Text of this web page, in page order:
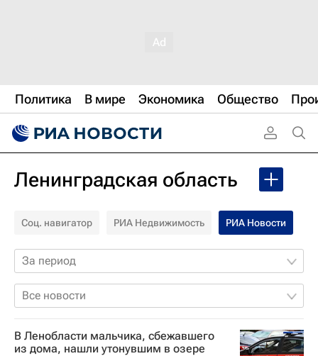
Политика В мире Экономика Общество
Ленинградская область
Соц. навигатор РИА Недвижимость РИА Новости
За период
Все новости
В Ленобласти мальчика, сбежавшего
из дома, нашли утонувшим в озере